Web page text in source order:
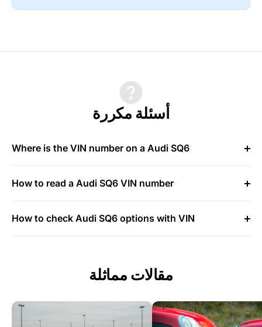
أسئلة مكررة
Where is the VIN number on a Audi SQ6
How to read a Audi SQ6 VIN number
How to check Audi SQ6 options with VIN
مقالات مماثلة